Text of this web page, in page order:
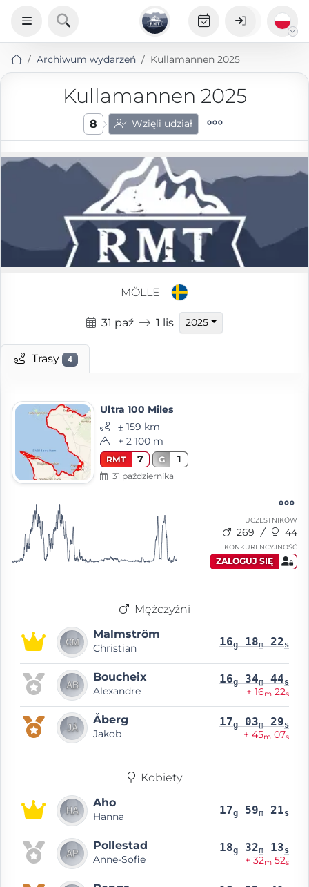
Archiwum wydarzeń Kullamannen 2025
Kullamannen 2025
8 Wzięli udział
MÖLLE
31 paź 1 lis 2025
Trasy 4
Ultra 100 Miles
⨦ 159 km
+ 2 100 m
RMT 7 G 1
31 października
UCZESTNIKÓW
269 44
KONKURENCYJNOŚĆ
ZALOGUJ SIĘ
Mężczyźni
Malmström
Christian 16g 18m 22s
Boucheix
Alexandre
16g 34m 44s
+ 16m 22s
Åberg
Jakob
17g 03m 29s
+ 45m 07s
Kobiety
Aho
Hanna 17g 59m 21s
Pollestad
Anne-Sofie
18g 32m 13s
+ 32m 52s